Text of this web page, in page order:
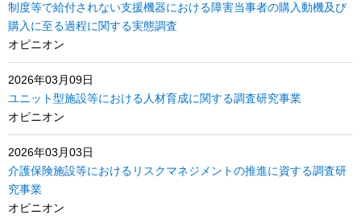
制度等で給付されない支援機器における障害当事者の購入動機及び
購入に至る過程に関する実態調査
オピニオン
2026年03月09日
ユニット型施設等における人材育成に関する調査研究事業
オピニオン
2026年03月03日
介護保険施設等におけるリスクマネジメントの推進に資する調査研
究事業
オピニオン